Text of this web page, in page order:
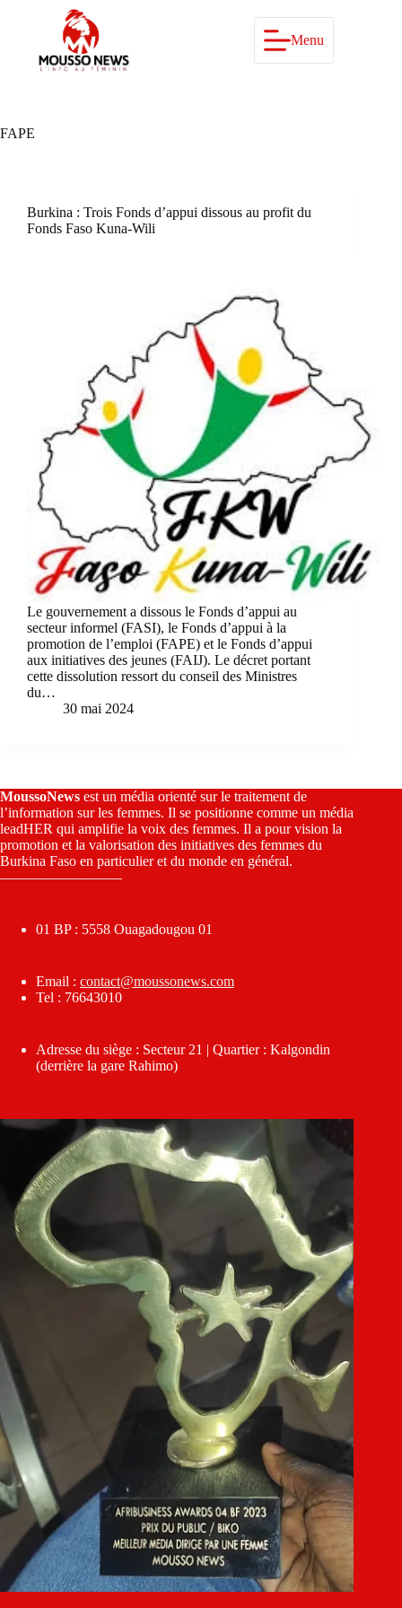
Menu
FAPE
Burkina : Trois Fonds d’appui dissous au profit du
Fonds Faso Kuna-Wili
Le gouvernement a dissous le Fonds d’appui au
secteur informel (FASI), le Fonds d’appui à la
promotion de l’emploi (FAPE) et le Fonds d’appui
aux initiatives des jeunes (FAIJ). Le décret portant
cette dissolution ressort du conseil des Ministres
du…
30 mai 2024
MoussoNews est un média orienté sur le traitement de
l’information sur les femmes. Il se positionne comme un média
leadHER qui amplifie la voix des femmes. Il a pour vision la
promotion et la valorisation des initiatives des femmes du
Burkina Faso en particulier et du monde en général.
————————–
01 BP : 5558 Ouagadougou 01
Email : contact@moussonews.com
Tel : 76643010
Adresse du siège : Secteur 21 | Quartier : Kalgondin
(derrière la gare Rahimo)